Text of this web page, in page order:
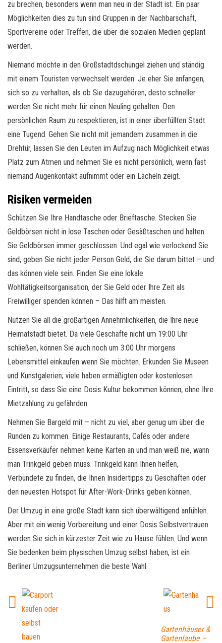
zu brechen, besonders wenn man neu in der Stadt ist. Ein paar
Möglichkeiten dies zu tun sind Gruppen in der Nachbarschaft,
Sportvereine oder Treffen, die über die sozialen Medien geplant
werden.
Niemand möchte in den Großstadtdschungel ziehen und ständig
mit einem Touristen verwechselt werden. Je eher Sie anfangen,
sich so zu verhalten, als ob Sie dazugehören, desto schneller
werden Sie nicht mehr für einen Neuling gehalten. Den
persönlichen Raum zu respektieren, ist in einer überfüllten Stadt
eine Tugend. Gehen Sie nicht mit jemandem zusammen in die
Drehtür, lassen Sie den Leuten im Aufzug nach Möglichkeit etwas
Platz zum Atmen und nehmen Sie es nicht persönlich, wenn fast
niemand Augenkontakt aufnimmt oder ein Lächeln zeigt.
Risiken vermeiden
Schützen Sie Ihre Handtasche oder Brieftasche. Stecken Sie
Geldbörsen nicht in lose Taschen oder Gesäßtaschen und halten
Sie Geldbörsen immer geschlossen. Und egal wie verlockend Sie
sind, geben Sie nicht jeder Person Geld, die Sie darum bittet – und
das können viele sein. Finden Sie eine lokale
Wohltätigkeitsorganisation, der Sie Geld oder Ihre Zeit als
Freiwilliger spenden können – Das hilft am meisten.
Nutzen Sie all die großartigen Annehmlichkeiten, die Ihre neue
Heimatstadt bietet. Da viele Geschäfte nicht um 19:00 Uhr
schließen, können Sie auch noch um 3:00 Uhr morgens
Lebensmittel einkaufen wenn Sie möchten. Erkunden Sie Museen
und Kunstgalerien; viele haben ermäßigten oder kostenlosen
Eintritt, so dass Sie eine Dosis Kultur bekommen können, ohne Ihre
Mietzahlung zu gefährden.
Nehmen Sie Bargeld mit – nicht zu viel, aber genug um über die
Runden zu kommen. Einige Restaurants, Cafés oder andere
Essensverkäufer nehmen keine Karten an und man weiß nie, wann
man Trinkgeld geben muss. Trinkgeld kann Ihnen helfen,
Verbündete zu finden, die Ihnen Insidertipps zu Geschäften oder
den neuesten Hotspot für After-Work-Drinks geben können.
Der Umzug in eine große Stadt kann sich überwältigend anfühlen.
Aber mit ein wenig Vorbereitung und einer Dosis Selbstvertrauen
werden Sie sich in kürzester Zeit wie zu Hause fühlen. Und wenn
Sie bedenken beim physischen Umzug selbst haben, ist ein
Berliner Umzugsunternehmen die beste Wahl.
Gartenhäuser &
Gartenlaube –